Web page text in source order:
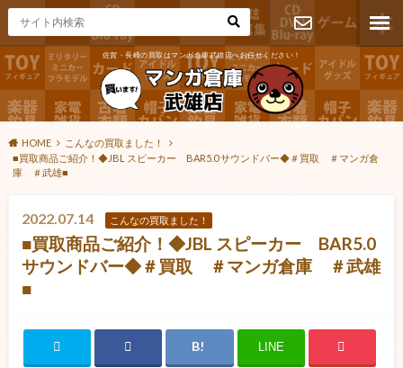
佐賀・長崎の買取はマンガ倉庫武雄店へお任せください！
お問い合わ
せ
HOME
こんなの買取ました！
■買取商品ご紹介！◆JBL スピーカー BAR5.0 サウンドバー◆＃買取 ＃マンガ倉
庫 ＃武雄■
2022.07.14 こんなの買取ました！
■買取商品ご紹介！◆JBL スピーカー BAR5.0
サウンドバー◆＃買取 ＃マンガ倉庫 ＃武雄
■
LINE